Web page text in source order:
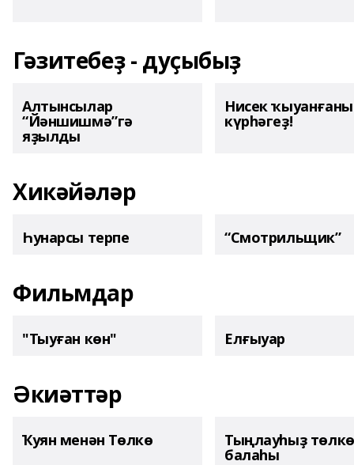
Гәзитебеҙ - дуҫыбыҙ
Алтынсылар
“Йәншишмә”гә
яҙылды
Нисек
күрһәгеҙ!
Хикәйәләр
Һунарсы терпе “Смотрильщик”
Фильмдар
"Тыуған көн" Елғыуар
Әкиәттәр
Ҡуян менән Төлкө Тыңлауһыҙ төлкө
балаһы